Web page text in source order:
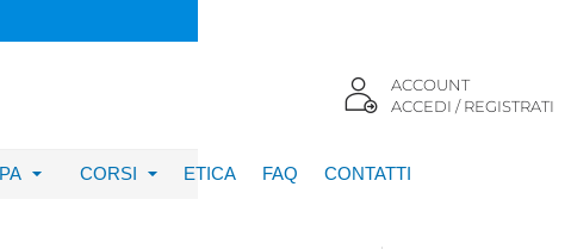
ACCOUNT
ACCEDI / REGISTRATI
CORSI ETICA FAQ CONTATTI